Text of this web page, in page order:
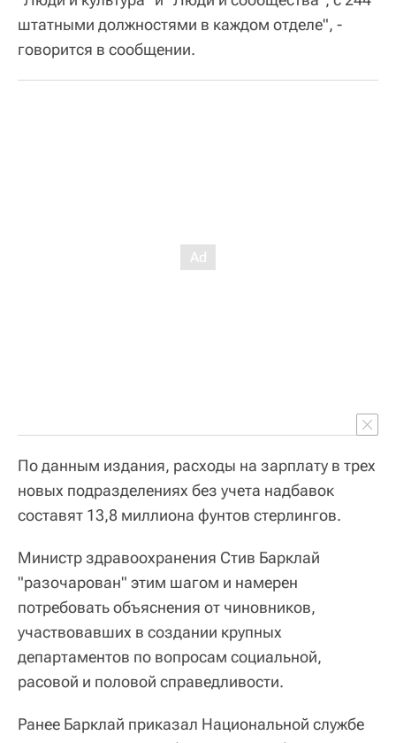
штатными должностями в каждом отделе", -
говорится в сообщении.
По данным издания, расходы на зарплату в трех
новых подразделениях без учета надбавок
составят 13,8 миллиона фунтов стерлингов.
Министр здравоохранения Стив Барклай
"разочарован" этим шагом и намерен
потребовать объяснения от чиновников,
участвовавших в создании крупных
департаментов по вопросам социальной,
расовой и половой справедливости.
Ранее Барклай приказал Национальной службе